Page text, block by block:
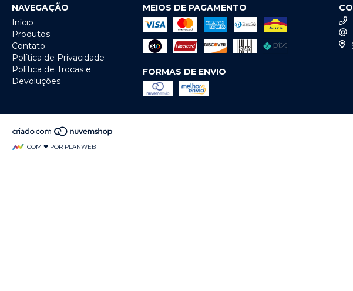
NAVEGAÇÃO
Início
Produtos
Contato
Política de Privacidade
Política de Trocas e
Devoluções
MEIOS DE PAGAMENTO
FORMAS DE ENVIO
COM ❤ POR PLANWEB